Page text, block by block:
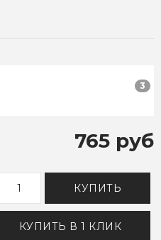
3
765 руб
КУПИТЬ
КУПИТЬ В 1 КЛИК